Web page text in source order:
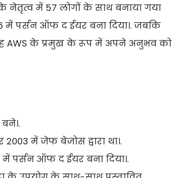
नेतृत्व में 57 लोगों के साथ बनाया गया
में पर्सन ऑफ द ईयर बना दिया।. जबकि
AWS के प्रमुख के रूप में अपने अनुभव को
में जेफ बेजोस द्वारा था।.
पर्सन ऑफ द ईयर बना दिया।.